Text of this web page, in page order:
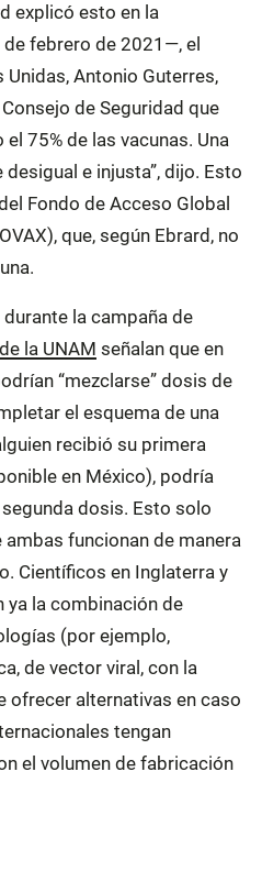
explicó esto en la
febrero de 2021—, el
Antonio Guterres,
de Seguridad que
75% de las vacunas. Una
e injusta”, dijo. Esto
Fondo de Acceso Global
que, según Ebrard, no
la campaña de
la UNAM señalan que en
“mezclarse” dosis de
el esquema de una
recibió su primera
en México), podría
dosis. Esto solo
funcionan de manera
Científicos en Inglaterra y
ya la combinación de
(por ejemplo,
de vector viral, con la
ofrecer alternativas en caso
tengan
el volumen de fabricación